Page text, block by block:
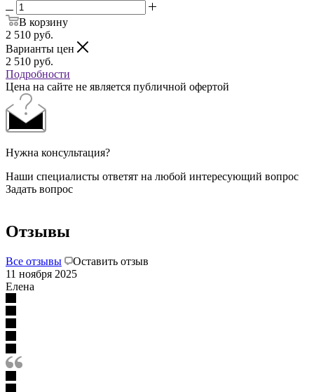
В корзину
2 510 руб.
Варианты цен
2 510 руб.
Подробности
Цена на сайте не является публичной офертой
Нужна консультация?
Наши специалисты ответят на любой интересующий вопрос
Задать вопрос
Отзывы
Все отзывы
Оставить отзыв
11 ноября 2025
Елена